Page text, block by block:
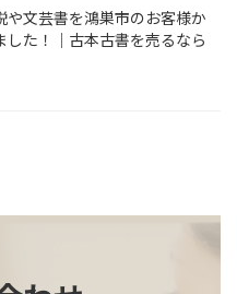
や文芸書を鴻巣市のお客様か
した！｜古本古書を売るなら